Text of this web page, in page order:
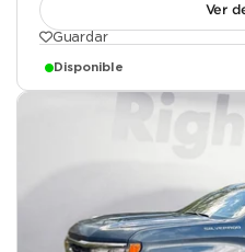
Ver
Guardar
Disponible